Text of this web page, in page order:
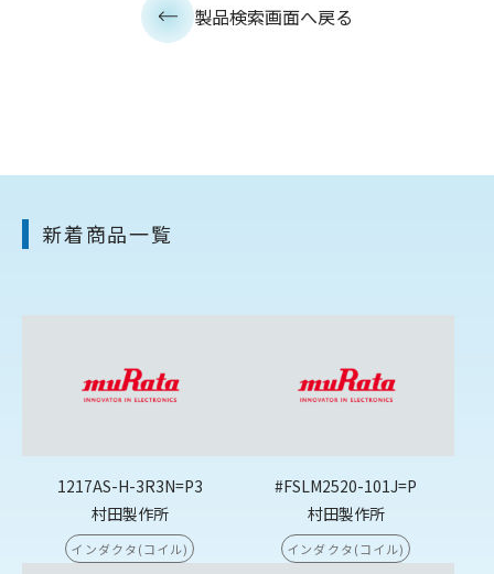
製品検索画面へ戻る
新着商品一覧
1217AS-H-3R3N=P3
村田製作所
インダクタ(コイル)
#FSLM2520-101J=P
村田製作所
インダクタ(コイル)